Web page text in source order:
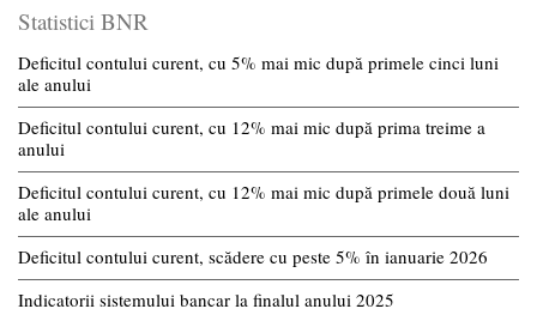
Statistici BNR
Deficitul contului curent, cu 5% mai mic după primele cinci luni
ale anului
Deficitul contului curent, cu 12% mai mic după prima treime a
anului
Deficitul contului curent, cu 12% mai mic după primele două luni
ale anului
Deficitul contului curent, scădere cu peste 5% în ianuarie 2026
Indicatorii sistemului bancar la finalul anului 2025